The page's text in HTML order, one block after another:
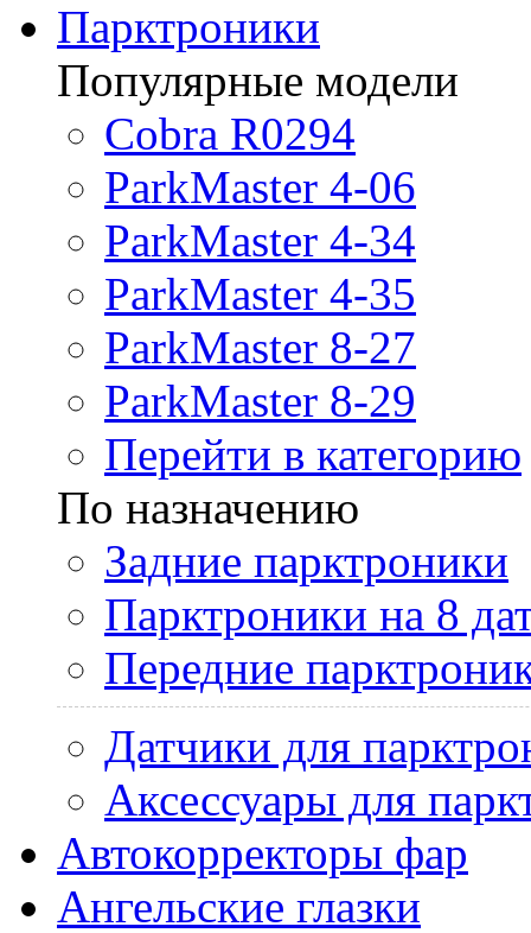
Парктроники
Популярные модели
Cobra R0294
ParkMaster 4-06
ParkMaster 4-34
ParkMaster 4-35
ParkMaster 8-27
ParkMaster 8-29
Перейти в категорию
По назначению
Задние парктроники
Парктроники на 8
Передние
Датчики для
Аксессуары для
Автокорректоры фар
Ангельские глазки